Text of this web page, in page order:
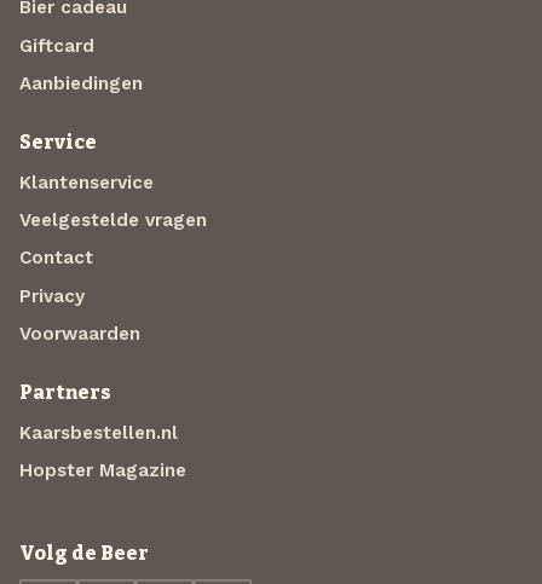
Bier cadeau
Giftcard
Aanbiedingen
Service
Klantenservice
Veelgestelde vragen
Contact
Privacy
Voorwaarden
Partners
Kaarsbestellen.nl
Hopster Magazine
Volg de Beer